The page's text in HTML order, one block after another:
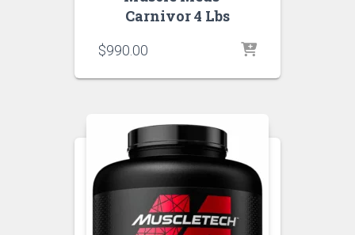
Carnivor 4 Lbs
$990.00